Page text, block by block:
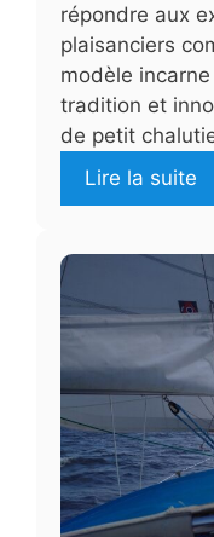
répondre aux
plaisanciers
modèle
tradition et
de petit
Lire la suite